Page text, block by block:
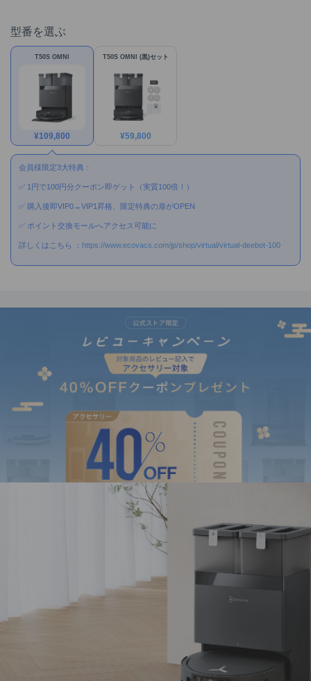
型番を選ぶ
T50S OMNI
¥109,800
T50S OMNI (黒)セット
¥59,800
会員様限定3大特典：
✅ 1円で100円分クーポン即ゲット（実質100倍！）
✅ 購入後即VIP0→VIP1昇格、限定特典の扉がOPEN
✅ ポイント交換モールへアクセス可能に
詳しくはこちら ： https://www.ecovacs.com/jp/shop/virtual/virtual-deebot-100